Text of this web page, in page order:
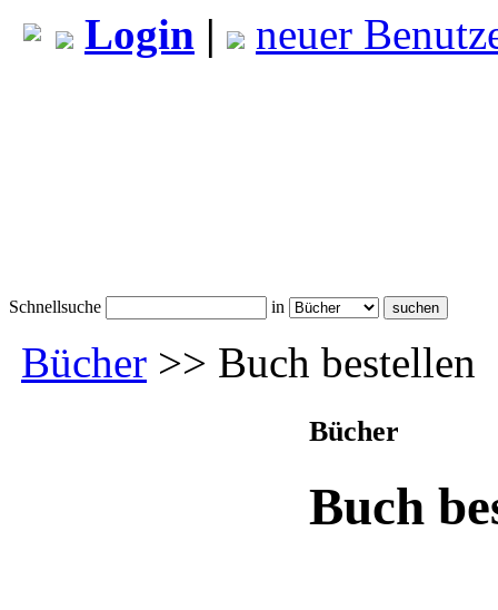
Login | neuer
Schnellsuche in
Bücher >> Buch bestellen
Bücher
Buch